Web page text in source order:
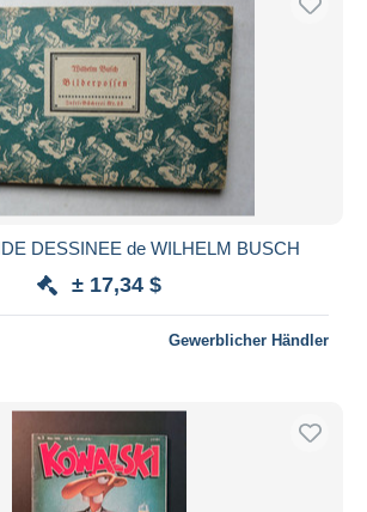
DESSINEE de WILHELM BUSCH
± 17,34 $
Gewerblicher Händler